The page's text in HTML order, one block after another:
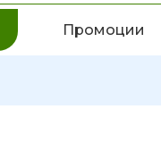
Промоции